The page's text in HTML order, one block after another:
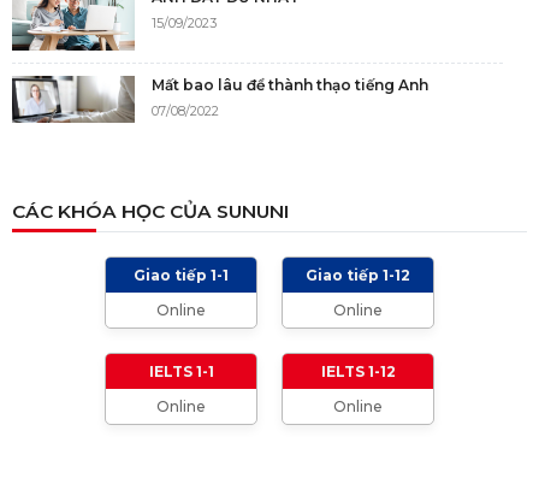
15/09/2023
Mất bao lâu để thành thạo tiếng Anh
07/08/2022
05/12/2021
TIÊU CHÍ CHẤM IELTS SPEAKING, WRITING
2024 VÀ NHỮNG LƯU Ý
TỔNG HỢP CÁCH XƯNG HÔ TRONG TIẾNG
ANH (Từ formal đến informal)
CÁC KHÓA HỌC CỦA SUNUNI
Giao tiếp 1-1
Online
Giao tiếp 1-12
Online
IELTS 1-1
Online
IELTS 1-12
Online